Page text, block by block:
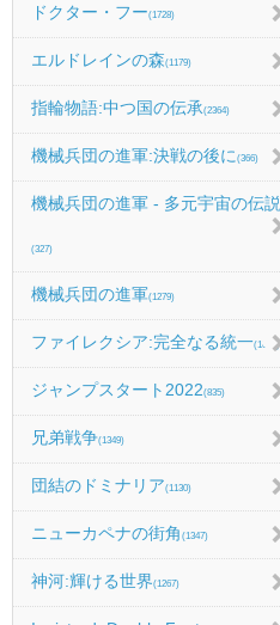
ドクター・フー(1728)
エルドレインの森(1179)
指輪物語:中つ国の伝承(2364)
機械兵団の進軍:決戦の後に (366)
機械兵団の進軍 - 多元宇宙の伝説
(327)
機械兵団の進軍(1279)
ファイレクシア:完全なる統一(1067)
ジャンプスタート2022(835)
兄弟戦争(1349)
団結のドミナリア(1130)
ニューカペナの街角 (1347)
神河:輝ける世界(1267)